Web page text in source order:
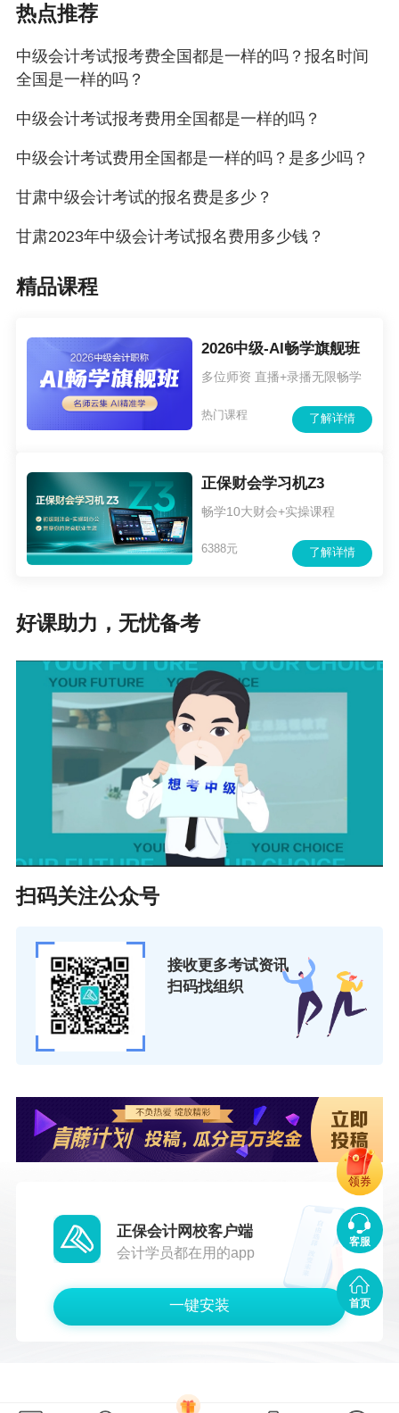
热点推荐
中级会计考试报考费全国都是一样的吗？报名时间
全国是一样的吗？
中级会计考试报考费用全国都是一样的吗？
中级会计考试费用全国都是一样的吗？是多少吗？
甘肃中级会计考试的报名费是多少？
甘肃2023年中级会计考试报名费用多少钱？
精品课程
2026中级-AI畅学旗舰班
多位师资 直播+录播无限畅学
了解详情
热门课程
正保财会学习机Z3
畅学10大财会+实操课程
了解详情
6388元
好课助力，无忧备考
扫码关注公众号
接收更多考试资讯
扫码找组织
正保会计网校客户端
会计学员都在用的app
一键安装
客服
首页
领券